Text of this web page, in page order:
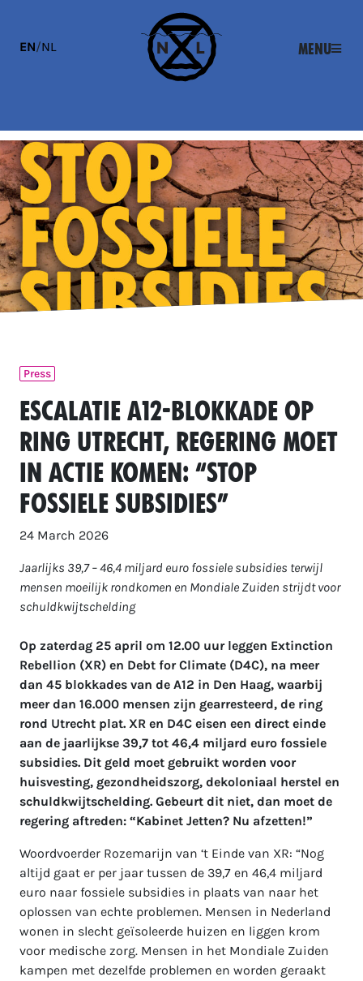
EN/NL Menu
Press
Escalatie A12-blokkade op
ring Utrecht, regering moet
in actie komen: “Stop
fossiele subsidies”
24 March 2026
Jaarlijks 39,7 – 46,4 miljard euro fossiele subsidies terwijl
mensen moeilijk rondkomen en Mondiale Zuiden strijdt voor
schuldkwijtschelding​​​​​​
Op zaterdag 25 april om 12.00 uur leggen Extinction
Rebellion (XR) en Debt for Climate (D4C), na meer
dan 45 blokkades van de A12 in Den Haag, waarbij
meer dan 16.000 mensen zijn gearresteerd, de ring
rond Utrecht plat. XR en D4C eisen een direct einde
aan de jaarlijkse 39,7 tot 46,4 miljard euro fossiele
subsidies. Dit geld moet gebruikt worden voor
huisvesting, gezondheidszorg, dekoloniaal herstel en
schuldkwijtschelding. Gebeurt dit niet, dan moet de
regering aftreden: “Kabinet Jetten? Nu afzetten!”
Woordvoerder Rozemarijn van ‘t Einde van XR: “Nog
altijd gaat er per jaar tussen de 39,7 en 46,4 miljard
euro naar fossiele subsidies in plaats van naar het
oplossen van echte problemen. Mensen in Nederland
wonen in slecht geïsoleerde huizen en liggen krom
voor medische zorg. Mensen in het Mondiale Zuiden
kampen met dezelfde problemen en worden geraakt